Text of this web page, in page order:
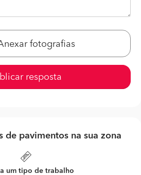
fotografias
resposta
de pavimentos na sua zona
um tipo de trabalho